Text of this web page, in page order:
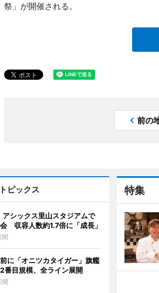
祭」が開催される。
前の
特集
ピックス
アシックス里山スタジアムで
収容人数約1.7倍に「成長」
聞
に「オニツカタイガー」旗艦
目規模、全ライン展開
聞